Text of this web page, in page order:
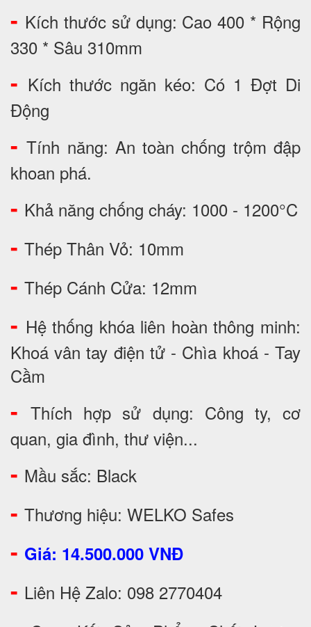
- Kích thước sử dụng: Cao 400 * Rộng
330 * Sâu 310mm
- Kích thước ngăn kéo: Có 1 Đợt Di
Động
-Tính năng: An toàn chống trộm đập
khoan phá.
- Khả năng chống cháy: 1000 - 1200°C
- Thép Thân Vỏ: 10mm
- Thép Cánh Cửa: 12mm
- Hệ thống khóa liên hoàn thông minh:
Khoá vân tay điện tử - Chìa khoá - Tay
Cầm
-Thích hợp sử dụng: Công ty, cơ
quan, gia đình, thư viện...
- Mầu sắc: Black
- Thương hiệu: WELKO Safes
- Giá: 14.500.000 VNĐ
- Liên Hệ Zalo: 098 2770404